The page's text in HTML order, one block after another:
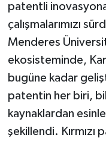
patentli
çalışmalarımızı
Menderes
ekosisteminde,
bugüne kadar
patentin her biri,
kaynaklardan
şekillendi. Kırmızı